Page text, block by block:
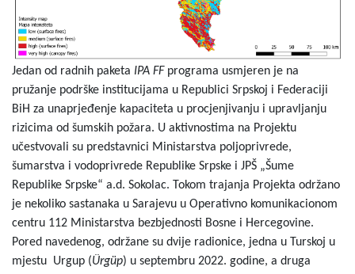
Jedan od radnih paketa IPA FF programa usmjeren je na
pružanje podrške institucijama u Republici Srpskoj i Federaciji
BiH za unaprjeđenje kapaciteta u procjenjivanju i upravljanju
rizicima od šumskih požara. U aktivnostima na Projektu
učestvovali su predstavnici Ministarstva poljoprivrede,
šumarstva i vodoprivrede Republike Srpske i JPŠ „Šume
Republike Srpske“ a.d. Sokolac. Tokom trajanja Projekta održano
je nekoliko sastanaka u Sarajevu u Operativno komunikacionom
centru 112 Ministarstva bezbjednosti Bosne i Hercegovine.
Pored navedenog, održane su dvije radionice, jedna u Turskoj u
mjestu Urgup (Ürgüp) u septembru 2022. godine, a druga